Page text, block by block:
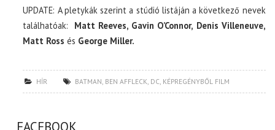
UPDATE: A pletykák szerint a stúdió listáján a következő nevek
találhatóak:
Matt Reeves, Gavin O’Connor, Denis Villeneuve,
Matt Rossés George Miller.
HÍR BATMAN BEN AFFLECK DC KÉPREGÉNYBŐL FILM
FACEBOOK